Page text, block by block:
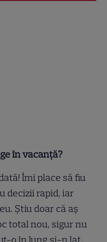
în vacanță?
Îmi place să fiu
decizii rapid, iar
Știu doar că aș
total nou, sigur nu
o în lung și-n lat.